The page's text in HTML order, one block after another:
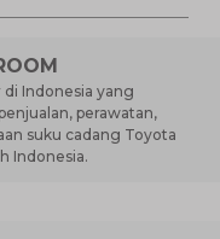
Indonesia yang
perawatan,
suku cadang Toyota
Indonesia.